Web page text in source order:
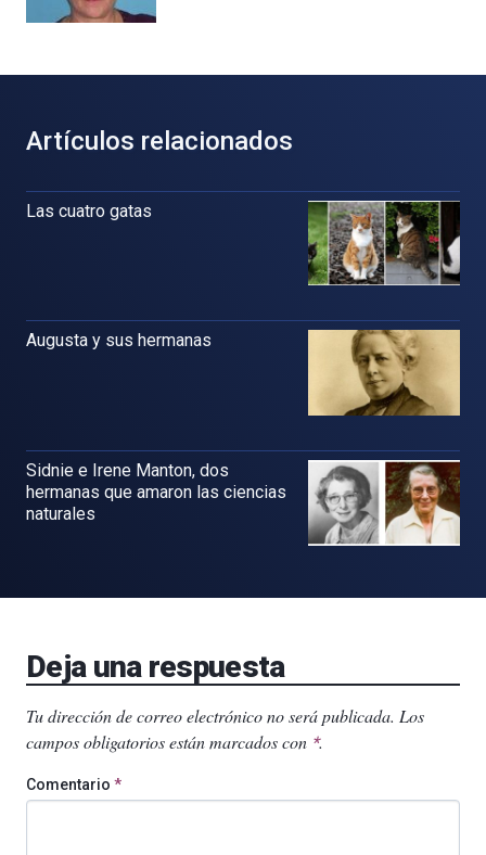
Artículos relacionados
Las cuatro gatas
Augusta y sus hermanas
Sidnie e Irene Manton, dos
hermanas que amaron las ciencias
naturales
Deja una respuesta
Tu dirección de correo electrónico no será publicada. Los
campos obligatorios están marcados con *.
Comentario *